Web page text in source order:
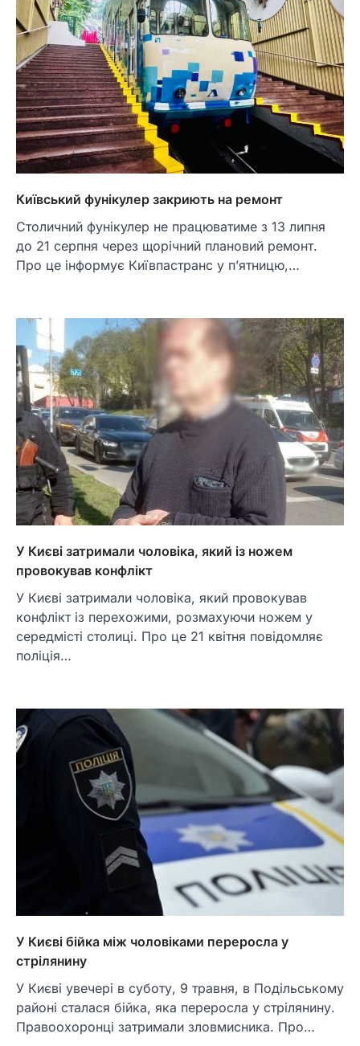
Київський фунікулер закриють на ремонт
Столичний фунікулер не працюватиме з 13 липня
до 21 серпня через щорічний плановий ремонт.
Про це інформує Київпастранс у п’ятницю,…
У Києві затримали чоловіка, який із ножем
провокував конфлікт
У Києві затримали чоловіка, який провокував
конфлікт із перехожими, розмахуючи ножем у
середмісті столиці. Про це 21 квітня повідомляє
поліція…
У Києві бійка між чоловіками переросла у
стрілянину
У Києві увечері в суботу, 9 травня, в Подільському
районі сталася бійка, яка переросла у стрілянину.
Правоохоронці затримали зловмисника. Про…